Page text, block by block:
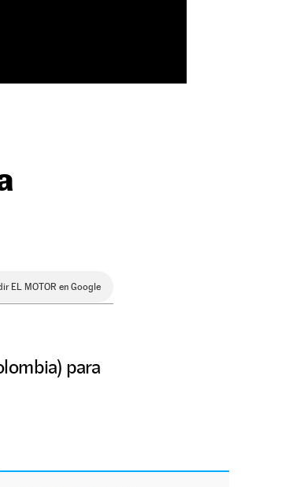
EL MOTOR en Google
para